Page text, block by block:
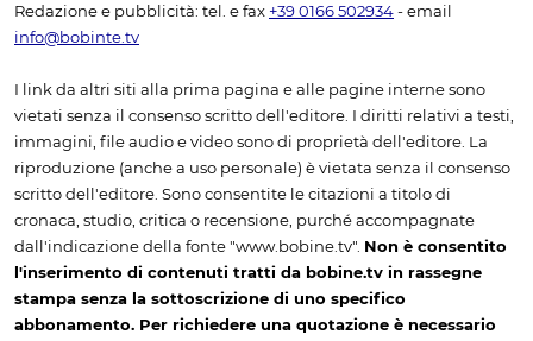
Redazione e pubblicità: tel. e fax +39 0166 502934 - email
info@bobinte.tv
I link da altri siti alla prima pagina e alle pagine interne sono
vietati senza il consenso scritto dell'editore. I diritti relativi a testi,
immagini, file audio e video sono di proprietà dell'editore. La
riproduzione (anche a uso personale) è vietata senza il consenso
scritto dell'editore. Sono consentite le citazioni a titolo di
cronaca, studio, critica o recensione, purché accompagnate
dall'indicazione della fonte "www.bobine.tv". Non è consentito
l'inserimento di contenuti tratti da bobine.tv in rassegne
stampa senza la sottoscrizione di uno specifico
abbonamento. Per richiedere una quotazione è necessario